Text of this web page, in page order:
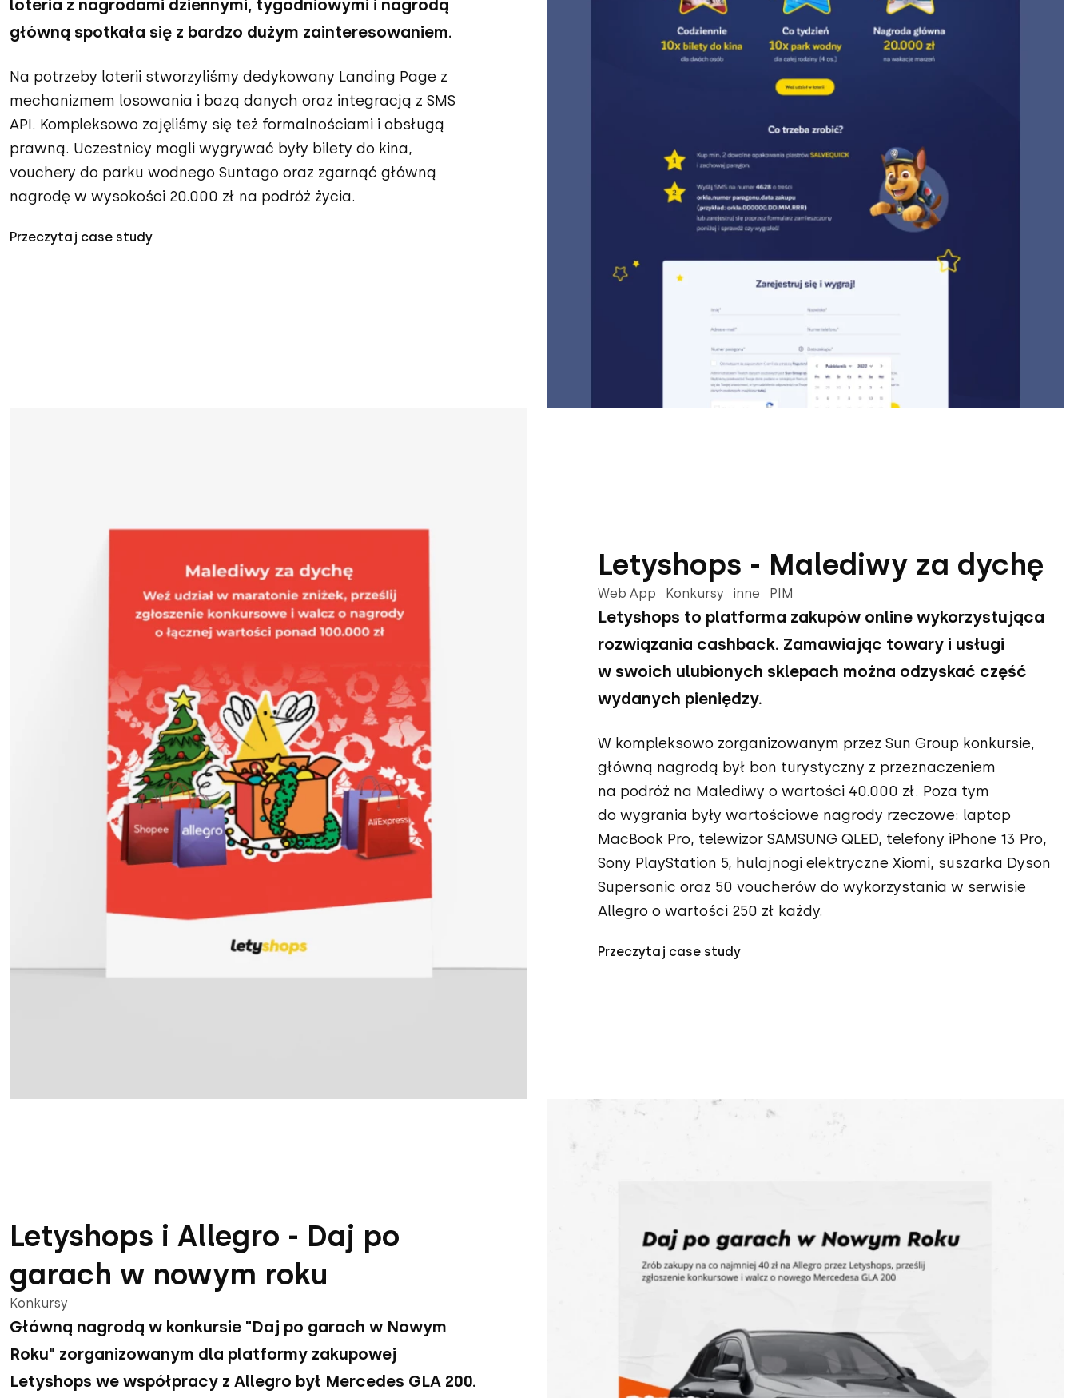
loteria z nagrodami dziennymi, tygodniowymi i nagrodą
główną spotkała się z bardzo dużym zainteresowaniem.
Na potrzeby loterii stworzyliśmy dedykowany Landing Page z
mechanizmem losowania i bazą danych oraz integracją z SMS
API. Kompleksowo zajęliśmy się też formalnościami i obsługą
prawną. Uczestnicy mogli wygrywać były bilety do kina,
vouchery do parku wodnego Suntago oraz zgarnąć główną
nagrodę w wysokości 20.000 zł na podróż życia.
Przeczytaj case study
Letyshops - Malediwy za dychę
Web App Konkursy inne PIM
Letyshops to platforma zakupów online wykorzystująca
rozwiązania cashback. Zamawiając towary i usługi
w swoich ulubionych sklepach można odzyskać część
wydanych pieniędzy.
W kompleksowo zorganizowanym przez Sun Group konkursie,
główną nagrodą był bon turystyczny z przeznaczeniem
na podróż na Malediwy o wartości 40.000 zł. Poza tym
do wygrania były wartościowe nagrody rzeczowe: laptop
MacBook Pro, telewizor SAMSUNG QLED, telefony iPhone 13 Pro,
Sony PlayStation 5, hulajnogi elektryczne Xiomi, suszarka Dyson
Supersonic oraz 50 voucherów do wykorzystania w serwisie
Allegro o wartości 250 zł każdy.
Przeczytaj case study
Letyshops i Allegro - Daj po
garach w nowym roku
Konkursy
Główną nagrodą w konkursie "Daj po garach w Nowym
Roku" zorganizowanym dla platformy zakupowej
Letyshops we współpracy z Allegro był Mercedes GLA 200.